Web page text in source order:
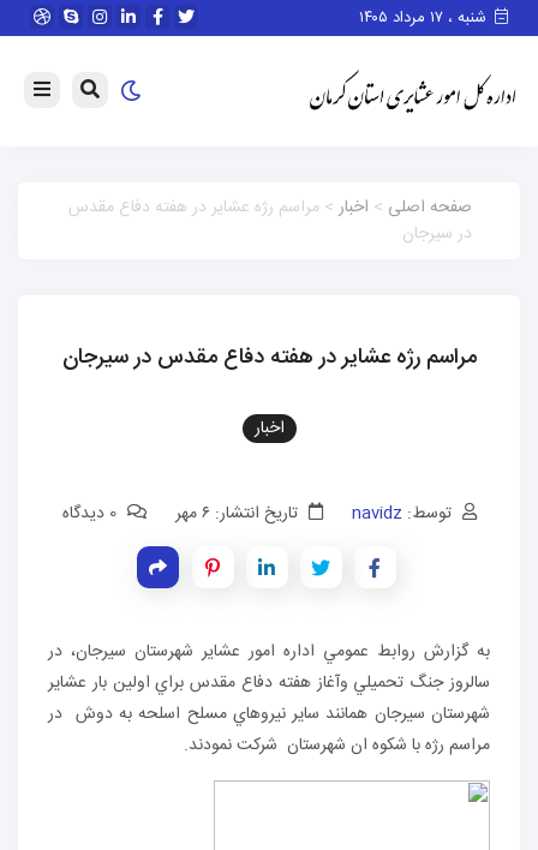
شنبه ، ۱۷ مرداد ۱۴۰۵
صفحه اصلی > اخبار> مراسم رژه عشایر در هفته دفاع مقدس
در سیرجان
مراسم رژه عشایر در هفته دفاع مقدس در سیرجان
اخبار
توسط:navidz تاریخ انتشار: ۶ مهر 0 دیدگاه
به گزارش روابط عمومي اداره امور عشایر شهرستان سيرجان، در
سالروز جنگ تحميلي وآغاز هفته دفاع مقدس براي اولين بار عشاير
شهرستان سيرجان همانند ساير نيروهاي مسلح اسلحه به دوش در
مراسم رژه با شكوه ان شهرستان شركت نمودند.